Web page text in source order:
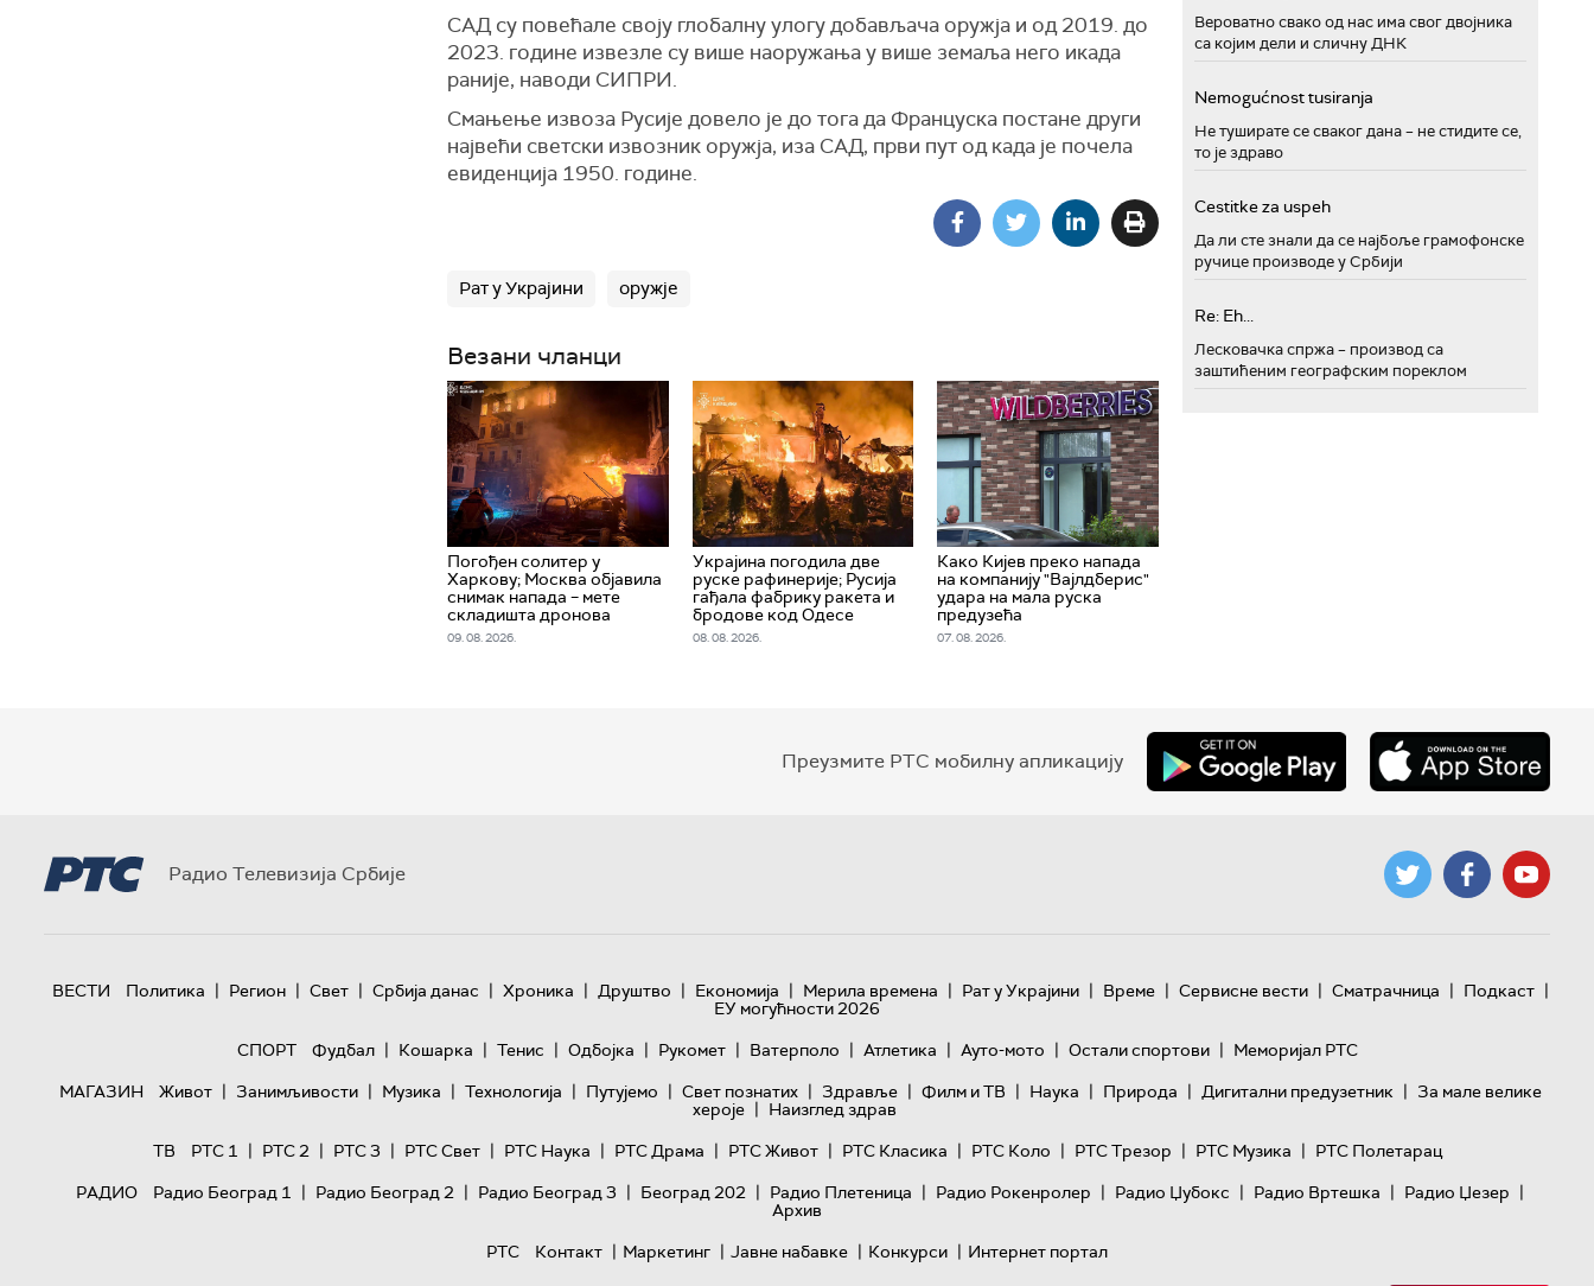
САД су повећале своју глобалну улогу добављача оружја и од 2019. до
2023. године извезле су више наоружања у више земаља него икада
раније, наводи СИПРИ.
Смањење извоза Русије довело је до тога да Француска постане други
највећи светски извозник оружја, иза САД, први пут од када је почела
евиденција 1950. године.
Рат у Украјини оружје
Везани чланци
Погођен солитер у
Харкову; Москва објавила
снимак напада – мете
складишта дронова
09. 08. 2026.
Украјина погодила две
руске рафинерије; Русија
гађала фабрику ракета и
бродове код Одесе
08. 08. 2026.
Како Кијев преко напада
на компанију "Вајлдберис"
удара на мала руска
предузећа
07. 08. 2026.
Вероватно свако од нас има свог двојника
са којим дели и сличну ДНК
Nemogućnost tusiranja
Не туширате се сваког дана – не стидите се,
то је здраво
Cestitke za uspeh
Да ли сте знали да се најбоље грамофонске
ручице производе у Србији
Re: Eh...
Лесковачка спржа – производ са
заштићеним географским пореклом
Преузмите РТС мобилну апликацију
Радио Телевизија Србије
ВЕСТИ Политика | Регион | Свет | Србија данас | Хроника | Друштво | Економија | Мерила времена | Рат у Украјини | Време | Сервисне вести | Сматрачница | Подкаст |
ЕУ могућности 2026
СПОРТ
Фудбал | Кошарка | Тенис | Одбојка | Рукомет | Ватерполо | Атлетика | Ауто-мото | Остали спортови | Меморијал РТС
МАГАЗИН
Живот | Занимљивости | Музика | Технологијa | Путујемо | Свет познатих | Здравље | Филм и ТВ | Наука | Природа | Дигитални предузетник | За мале велике
хероје | Наизглед здрав
ТВ
РТС 1 | РТС 2 | РТС 3 | РТС Свет | РТС Наука | РТС Драма | РТС Живот | РТС Класика | РТС Коло | РТС Трезор | РТС Музика | РТС Полетарац
РАДИО
Радио Београд 1 | Радио Београд 2 | Радио Београд 3 | Београд 202 | Радио Плетеница | Радио Рокенролер | Радио Џубокс | Радио Вртешка | Радио Џезер |
Архив
РТС
Контакт | Маркетинг | Јавне набавке | Конкурси | Интернет портал